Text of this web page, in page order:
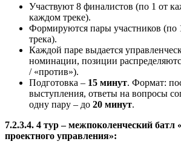
Участвуют 8 финалистов (по 1 от
каждом треке).
Формируются пары участников (по
трека).
Каждой паре выдается
номинации, позиции
/ «против»).
Подготовка – 15 минут. Формат:
выступления, ответы на вопросы
одну пару – до 20 минут.
7.2.3.4. 4 тур – межпоколенческий батл
проектного управления»: